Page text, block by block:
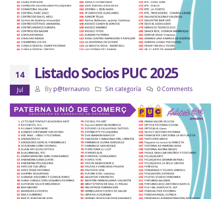
14
Jul
Listado Socios PUC 2025
By p@ternaunio Sin categoría 0 Comments